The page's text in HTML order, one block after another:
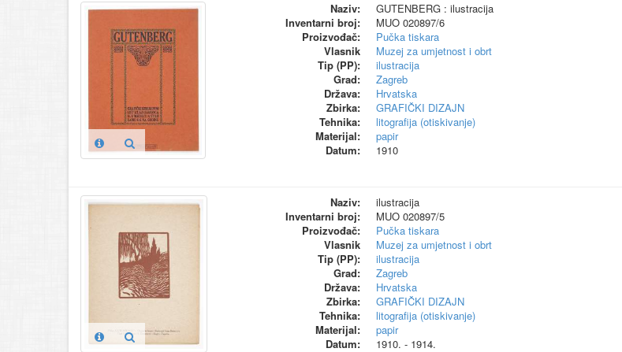
Naziv:
GUTENBERG : ilustracija
Inventarni broj:
MUO 020897/6
Proizvođač:
Pučka tiskara
Vlasnik
Muzej za umjetnost i obrt
Tip (PP):
ilustracija
Grad:
Zagreb
Država:
Hrvatska
Zbirka:
GRAFIČKI DIZAJN
Tehnika:
litografija (otiskivanje)
Materijal:
papir
Datum:
1910
Naziv:
ilustracija
Inventarni broj:
MUO 020897/5
Proizvođač:
Pučka tiskara
Vlasnik
Muzej za umjetnost i obrt
Tip (PP):
ilustracija
Grad:
Zagreb
Država:
Hrvatska
Zbirka:
GRAFIČKI DIZAJN
Tehnika:
litografija (otiskivanje)
Materijal:
papir
Datum:
1910. - 1914.